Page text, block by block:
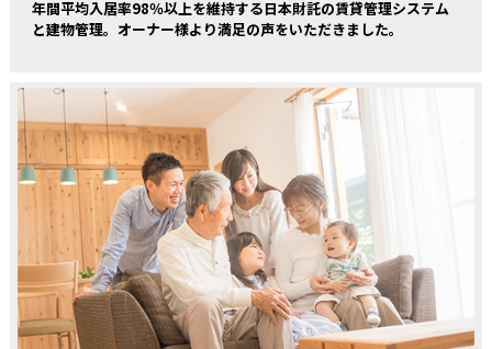
年間平均入居率98％以上を維持する日本財託の賃貸管理システム
と建物管理。オーナー様より満足の声をいただきました。